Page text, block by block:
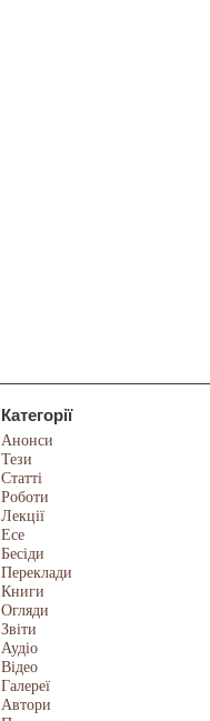
Категорії
Анонси
Тези
Статті
Роботи
Лекції
Есе
Бесіди
Переклади
Книги
Огляди
Звіти
Аудіо
Відео
Галереї
Автори